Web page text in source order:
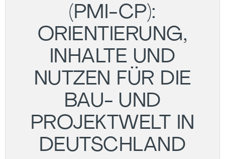
(PMI-CP):
ORIENTIERUNG,
INHALTE UND
NUTZEN FÜR DIE
BAU- UND
PROJEKTWELT IN
DEUTSCHLAND